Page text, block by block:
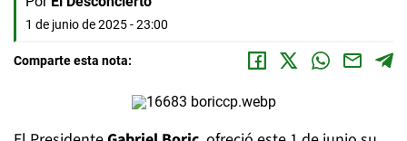
1 de junio de 2025 - 23:00
Comparte esta nota: